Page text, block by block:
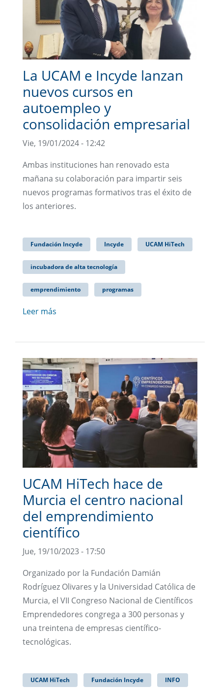
La UCAM e Incyde lanzan
nuevos cursos en
autoempleo y
consolidación empresarial
Vie, 19/01/2024 - 12:42
Ambas instituciones han renovado esta
mañana su colaboración para impartir seis
nuevos programas formativos tras el éxito de
los anteriores.
Fundación Incyde Incyde UCAM HiTech
incubadora de alta tecnología
emprendimiento programas
Leer más
UCAM HiTech hace de
Murcia el centro nacional
del emprendimiento
científico
Jue, 19/10/2023 - 17:50
Organizado por la Fundación Damián
Rodríguez Olivares y la Universidad Católica de
Murcia, el VII Congreso Nacional de Científicos
Emprendedores congrega a 300 personas y
una treintena de empresas científico-
tecnológicas.
UCAM HiTech Fundación Incyde INFO